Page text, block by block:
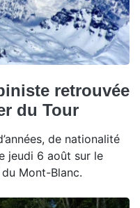
retrouvée
du Tour
de nationalité
jeudi 6 août sur le
Mont-Blanc.